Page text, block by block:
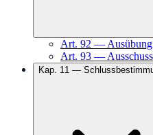
Art. 92 —
Art. 93 —
Kap. 11 —